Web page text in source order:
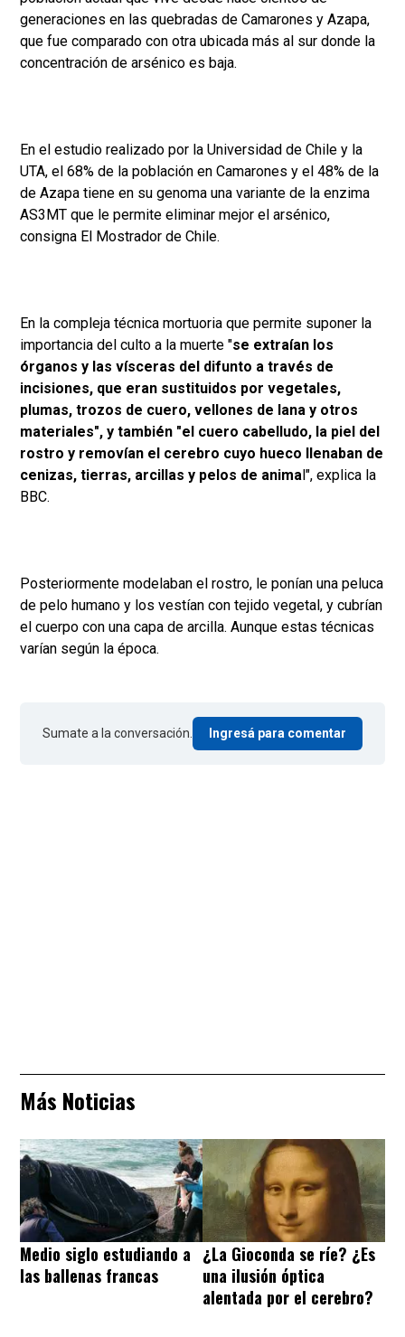
generaciones en las quebradas de Camarones y Azapa,
que fue comparado con otra ubicada más al sur donde la
concentración de arsénico es baja.
En el estudio realizado por la Universidad de Chile y la
UTA, el 68% de la población en Camarones y el 48% de la
de Azapa tiene en su genoma una variante de la enzima
AS3MT que le permite eliminar mejor el arsénico,
consigna El Mostrador de Chile.
En la compleja técnica mortuoria que permite suponer la
importancia del culto a la muerte "se extraían los
órganos y las vísceras del difunto a través de
incisiones, que eran sustituidos por vegetales,
plumas, trozos de cuero, vellones de lana y otros
materiales", y también "el cuero cabelludo, la piel del
rostro y removían el cerebro cuyo hueco llenaban de
cenizas, tierras, arcillas y pelos de anima l", explica la
BBC.
Posteriormente modelaban el rostro, le ponían una peluca
de pelo humano y los vestían con tejido vegetal, y cubrían
el cuerpo con una capa de arcilla. Aunque estas técnicas
varían según la época.
Sumate a la conversación. Ingresá para comentar
Más Noticias
Medio siglo estudiando a
las ballenas francas
¿La Gioconda se ríe? ¿Es
una ilusión óptica
alentada por el cerebro?